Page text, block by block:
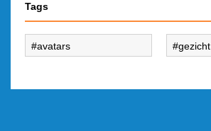
Tags
avatars gezicht